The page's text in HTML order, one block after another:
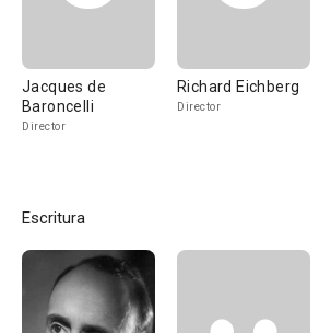
Jacques de
Baroncelli
Director
Richard Eichberg
Director
Escritura